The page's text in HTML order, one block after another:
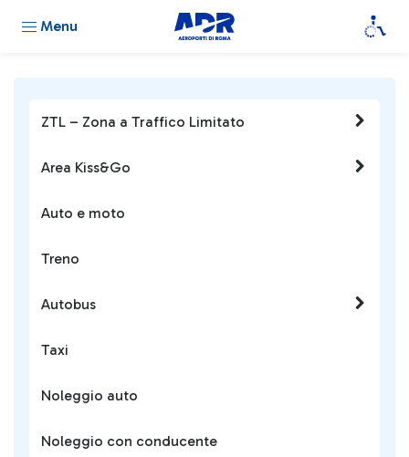
Menu
ZTL – Zona a Traffico Limitato
Area Kiss&Go
Auto e moto
Treno
Autobus
Taxi
Noleggio auto
Noleggio con conducente